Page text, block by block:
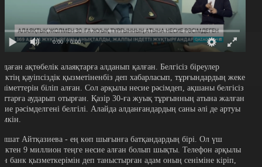
0:00 / 0:00
ақтөбелік алаяқтарға алданып қалған. Белгісіз біреулер
қауіпсіздік қызметіненбіз деп хабарласып, тұрғындардың жеке
біліп алған. Сол арқылы несие рәсімдеп, ақшаны белгісіз
аударып отырған. Қазір 30-ға жуық тұрғынның атына жалған
рәсімделгені белгілі. Алайда алданғандардың саны әлі де артуы
Айтқазиева - ең көп шығынға батқандардың бірі. Ол үш
9 миллион теңге несие алған болып шықты. Телефон арқылы
банк қызметкерімін деп таныстырған адам оның сеніміне кіріп,